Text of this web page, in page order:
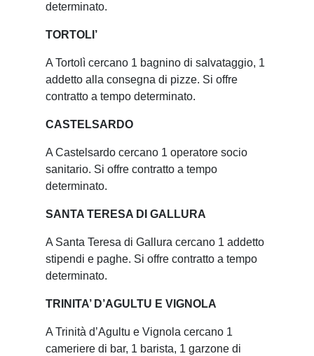
determinato.
TORTOLI’
A Tortolì cercano 1 bagnino di salvataggio, 1
addetto alla consegna di pizze. Si offre
contratto a tempo determinato.
CASTELSARDO
A Castelsardo cercano 1 operatore socio
sanitario. Si offre contratto a tempo
determinato.
SANTA TERESA DI GALLURA
A Santa Teresa di Gallura cercano 1 addetto
stipendi e paghe. Si offre contratto a tempo
determinato.
TRINITA’ D’AGULTU E VIGNOLA
A Trinità d’Agultu e Vignola cercano 1
cameriere di bar, 1 barista, 1 garzone di